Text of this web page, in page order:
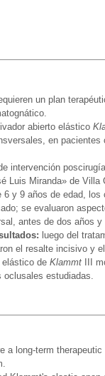
un plan
abierto elástico
en pacientes
intervención
Luis Miranda» de Villa
y 9 años de edad, los
se evaluaron
antes de dos años
luego del
el resalte incisivo y
de Klammt III
estudiadas.
a long-term